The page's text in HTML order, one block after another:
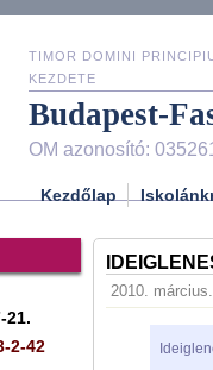
TIMOR DOMINI
KEZDETE
Budapest-
OM azonosító:
Kezdőlap
21.
2-42
2010.